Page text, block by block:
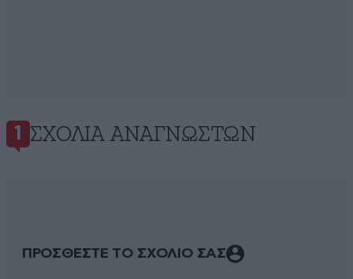
1 ΣΧΌΛΙΑ ΑΝΑΓΝΩΣΤΏΝ
ΠΡΟΣΘΕΣΤΕ ΤΟ ΣΧΟΛΙΟ ΣΑΣ